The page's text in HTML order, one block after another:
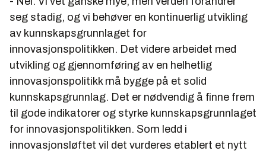
seg stadig, og vi behøver en kontinuerlig utvikling
av kunnskapsgrunnlaget for
innovasjonspolitikken. Det videre arbeidet med
utvikling og gjennomføring av en helhetlig
innovasjonspolitikk må bygge på et solid
kunnskapsgrunnlag. Det er nødvendig å finne frem
til gode indikatorer og styrke kunnskapsgrunnlaget
for innovasjonspolitikken. Som ledd i
innovasjonsløftet vil det vurderes etablert et nytt